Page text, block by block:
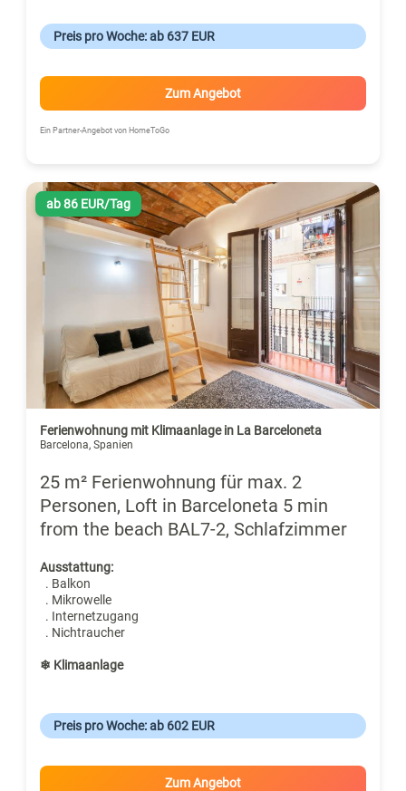
Preis pro Woche: ab 637 EUR
Zum Angebot
Ein Partner-Angebot von HomeToGo
ab 86 EUR/Tag
Ferienwohnung mit Klimaanlage in La Barceloneta
Barcelona, Spanien
25 m² Ferienwohnung für max. 2
Personen, Loft in Barceloneta 5 min
from the beach BAL7-2, Schlafzimmer
Ausstattung:
. Balkon
. Mikrowelle
. Internetzugang
. Nichtraucher
❄ Klimaanlage
Preis pro Woche: ab 602 EUR
Zum Angebot